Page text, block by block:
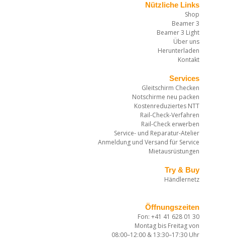
Nützliche Links
Shop
Beamer 3
Beamer 3 Light
Über uns
Herunterladen
Kontakt
Services
Gleitschirm Checken
Notschirme neu packen
Kostenreduziertes NTT
Rail-Check-Verfahren
Rail-Check erwerben
Service- und Reparatur-Atelier
Anmeldung und Versand für Service
Mietausrüstungen
Try & Buy
Händlernetz
Öffnungszeiten
Fon: +41 41 628 01 30
Montag bis Freitag von
08:00–12:00 & 13:30–17:30 Uhr